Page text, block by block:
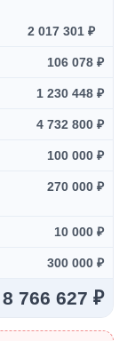
2 017 301 ₽
106 078 ₽
1 230 448 ₽
4 732 800 ₽
100 000 ₽
270 000 ₽
10 000 ₽
300 000 ₽
8 766 627 ₽